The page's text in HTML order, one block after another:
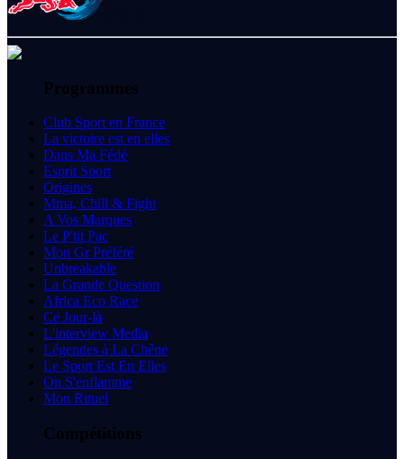
Programmes
Club Sport en France
La victoire est en elles
Dans Ma Fédé
Esprit Sport
Origines
Mma, Chill & Fight
A Vos Marques
Le P'tit Pac
Mon Gr Préféré
Unbreakable
La Grande Question
Africa Eco Race
Ce Jour-là
L'interview Media
Légendes à La Chêne
Le Sport Est En Elles
On S'enflamme
Mon Rituel
Compétitions